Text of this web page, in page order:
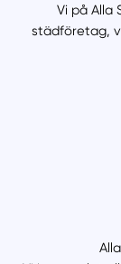
Vi på Alla
städföretag,